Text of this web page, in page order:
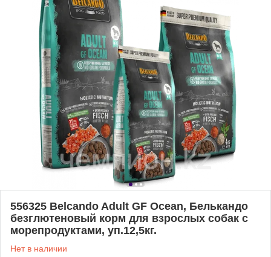
556325 Belcando Adult GF Ocean, Белькандо
безглютеновый корм для взрослых собак с
морепродуктами, уп.12,5кг.
Нет в наличии